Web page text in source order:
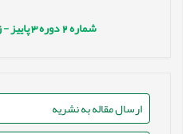
شماره2 دوره3 پاییز
ارسال مقاله به نشریه